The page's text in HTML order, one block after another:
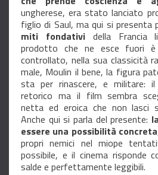
ungherese, era stato lanciato
figlio di Saul, ma qui si presenta
miti fondativi della Francia
prodotto che ne esce fuori
controllato, nella sua classicità
male, Moulin il bene, la figura
sta per rinascere, e militare:
retorico ma il film sembra
netta ed eroica che non lasci
Anche qui si parla del presente:
essere una possibilità concreta
propri nemici nel miope
possibile, e il cinema risponde
salde e perfettamente leggibili.